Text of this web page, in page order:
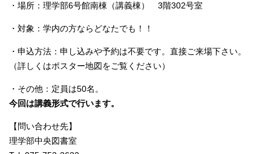
・場所：理学部6号館南棟（講義棟） 3階302号室
・対象：学内の方ならどなたでも！！
・申込方法：申し込みや予約は不要です。直接ご来場下さい。
（詳しくはポスター地図をご覧ください）
・その他：定員は50名。
今回は講義形式で行います。
【問い合わせ先】
理学部中央図書室